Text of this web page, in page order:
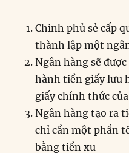
Chinh phủ sẻ cấp
thành lập một
Ngân hàng sẽ
hành tiền giấy lưu
giấy chính thức
Ngân hàng tạo ra
chỉ cần một phần
bằng tiền xu